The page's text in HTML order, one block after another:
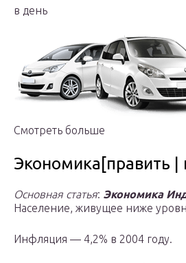
в день
Смотреть больше
Экономика[править |
Основная статья: Экономика
Население, живущее ниже
Инфляция — 4,2% в 2004 году.